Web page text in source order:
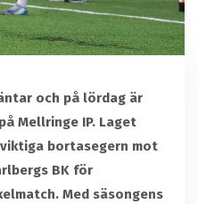
och på lördag är
Mellringe IP. Laget
bortasegern mot
BK för
Med säsongens